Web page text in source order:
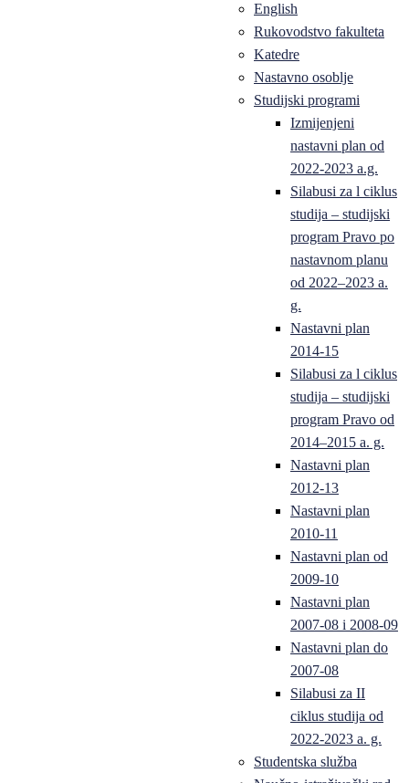
English
Rukovodstvo fakulteta
Katedre
Nastavno osoblje
Studijski programi
Izmijenjeni
nastavni plan od
2022-2023 a.g.
Silabusi za l ciklus
studija – studijski
program Pravo po
nastavnom planu
od 2022–2023 a.
g.
Nastavni plan
2014-15
Silabusi za l ciklus
studija – studijski
program Pravo od
2014–2015 a. g.
Nastavni plan
2012-13
Nastavni plan
2010-11
Nastavni plan od
2009-10
Nastavni plan
2007-08 i 2008-09
Nastavni plan do
2007-08
Silabusi za II
ciklus studija od
2022-2023 a. g.
Studentska služba